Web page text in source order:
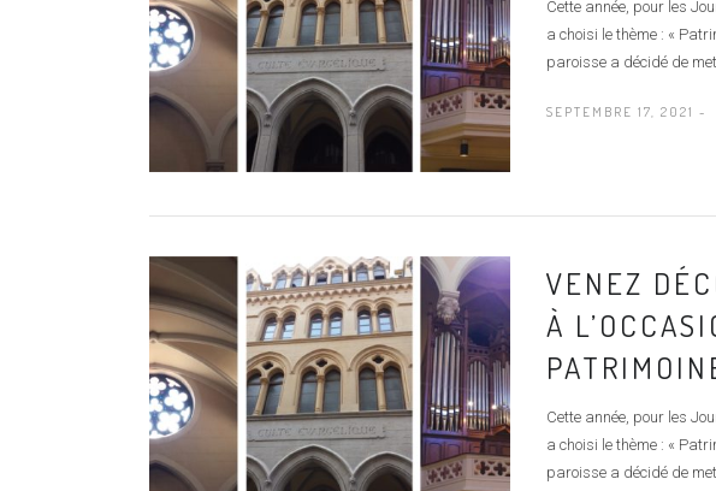
Cette année, pour les
a choisi le thème : «
paroisse a décidé de
SEPTEMBRE 17, 2021 -
VENEZ
À
Cette année, pour les
a choisi le thème : «
paroisse a décidé de